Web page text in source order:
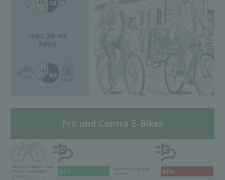
Pro und Contra E-Bikes